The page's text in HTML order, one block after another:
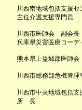
川西南地域包括支援セ
主任介護支援専門員
川西市医師会 副会長
兵庫県災害医療コーデ
熊本県上益城郡医師
川西市総務部危機管
川西市中央地域包括支
所 長